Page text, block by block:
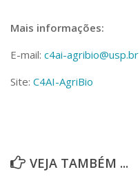
Mais informações:
E-mail: c4ai-agribio@usp.br
Site: C4AI-AgriBio
VEJA TAMBÉM ...